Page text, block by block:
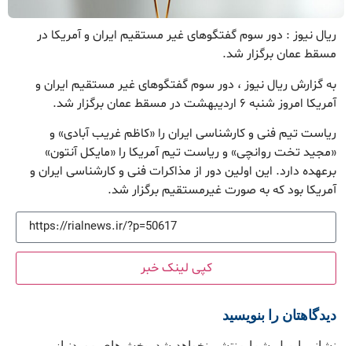
ریال نیوز : دور سوم گفتگوهای غیر مستقیم ایران و آمریکا در
مسقط عمان برگزار شد.
به گزارش ریال نیوز ، دور سوم گفتگوهای غیر مستقیم ایران و
آمریکا امروز شنبه ۶ اردیبهشت در مسقط عمان برگزار شد.
ریاست تیم فنی و کارشناسی ایران را «کاظم غریب آبادی» و
«مجید تخت روانچی» و ریاست تیم آمریکا را «مایکل آنتون»
برعهده دارد. این اولین دور از مذاکرات فنی و کارشناسی ایران و
آمریکا بود که به صورت غیرمستقیم برگزار شد.
کپی لینک خبر
دیدگاهتان را بنویسید